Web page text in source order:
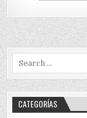
CATEGORÍAS